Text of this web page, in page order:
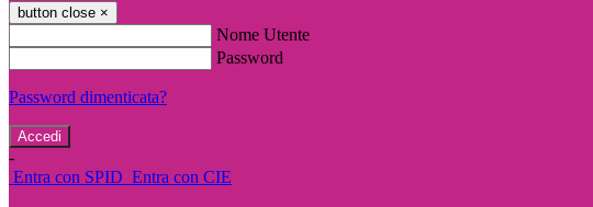
button close ×
Nome Utente
Password
Password dimenticata?
-
Entra con SPID Entra con CIE